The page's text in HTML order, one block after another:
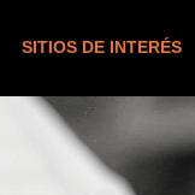
SITIOS DE INTERÉS